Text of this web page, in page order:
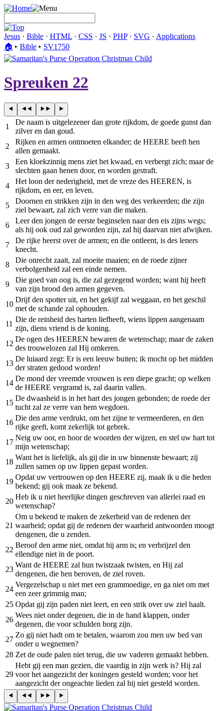
Jesus · Bible · HTML · CSS · JS · PHP· SVG · Applications
🏠︎ ▸ Bible ▸ SV1750
Spreuken 22
1
De naam is uitgelezener dan grote rijkdom, de goede gunst dan
zilver en dan goud.
2
Rijken en armen ontmoeten elkander; de HEERE heeft hen
allen gemaakt.
3
Een kloekzinnig mens ziet het kwaad, en verbergt zich; maar de
slechten gaan henen door, en worden gestraft.
4
Het loon der nederigheid, met de vreze des HEEREN, is
rijkdom, en eer, en leven.
5
Doornen en strikken zijn in den weg des verkeerden; die zijn
ziel bewaart, zal zich verre van die maken.
6
Leer den jongen de eerste beginselen naar den eis zijns wegs;
als hij ook oud zal geworden zijn, zal hij daarvan niet afwijken.
7
De rijke heerst over de armen; en die ontleent, is des leners
knecht.
8
Die onrecht zaait, zal moeite maaien; en de roede zijner
verbolgenheid zal een einde nemen.
9
Die goed van oog is, die zal gezegend worden; want hij heeft
van zijn brood den armen gegeven.
10
Drijf den spotter uit, en het gekijf zal weggaan, en het geschil
met de schande zal ophouden.
11
Die de reinheid des harten liefheeft, wiens lippen aangenaam
zijn, diens vriend is de koning.
12
De ogen des HEEREN bewaren de wetenschap; maar de zaken
des trouwelozen zal Hij omkeren.
13
De luiaard zegt: Er is een leeuw buiten; ik mocht op het midden
der straten gedood worden!
14
De mond der vreemde vrouwen is een diepe gracht; op welken
de HEERE vergramd is, zal daarin vallen.
15
De dwaasheid is in het hart des jongen gebonden; de roede der
tucht zal ze verre van hem wegdoen.
16
Die den arme verdrukt, om het zijne te vermeerderen, en den
rijke geeft, komt zekerlijk tot gebrek.
17
Neig uw oor, en hoor de woorden der wijzen, en stel uw hart tot
mijn wetenschap;
18
Want het is liefelijk, als gij die in uw binnenste bewaart; zij
zullen samen op uw lippen gepast worden.
19
Opdat uw vertrouwen op den HEERE zij, maak ik u die heden
bekend; gij ook maak ze bekend.
20
Heb ik u niet heerlijke dingen geschreven van allerlei raad en
wetenschap?
21
Om u bekend te maken de zekerheid van de redenen der
waarheid; opdat gij de redenen der waarheid antwoorden moogt
dengenen, die u zenden.
22
Beroof den arme niet, omdat hij arm is; en verbrijzel den
ellendige niet in de poort.
23
Want de HEERE zal hun twistzaak twisten, en Hij zal
dengenen, die hen beroven, de ziel roven.
24
Vergezelschap u niet met een grammoedige, en ga niet om met
een zeer grimmig man;
25 Opdat gij zijn paden niet leert, en een strik over uw ziel haalt.
26
Wees niet onder degenen, die in de hand klappen, onder
degenen, die voor schulden borg zijn.
27
Zo gij niet hadt om te betalen, waarom zou men uw bed van
onder u wegnemen?
28 Zet de oude palen niet terug, die uw vaderen gemaakt hebben.
29
Hebt gij een man gezien, die vaardig in zijn werk is? Hij zal
voor het aangezicht der koningen gesteld worden; voor het
aangezicht der ongeachte lieden zal hij niet gesteld worden.